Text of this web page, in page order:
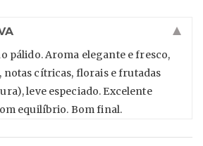
pálido. Aroma elegante e fresco,
notas cítricas, florais e frutadas
leve especiado. Excelente
equilíbrio. Bom final.